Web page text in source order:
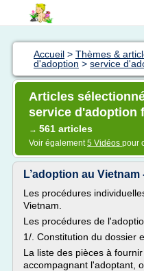
Accueil > Thèmes &
d'adoption > service
Articles
service d'adoption
→ 561 articles
Voir également5 Vidéos pour
L’adoption au
Les procédures
Vietnam.
Les procédures de
1/. Constitution du dossier
La liste des pièces à
accompagnant l'adoptant,